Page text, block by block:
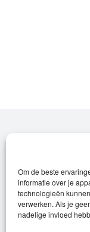
Om de beste
informatie over je
technologieën
verwerken. Als je
nadelige invloed
Leroy
en